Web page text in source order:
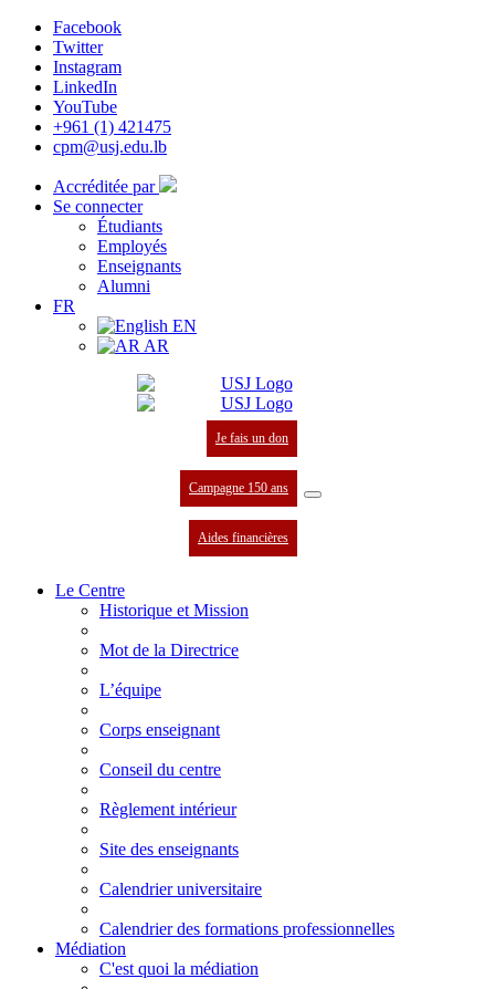
Facebook
Twitter
Instagram
LinkedIn
YouTube
+961 (1) 421475
cpm@usj.edu.lb
Accréditée par
Se connecter
Étudiants
Employés
Enseignants
Alumni
FR
EN
AR
Je fais un don
Campagne 150 ans
Aides financières
Le Centre
Historique et Mission
Mot de la Directrice
L’équipe
Corps enseignant
Conseil du centre
Règlement intérieur
Site des enseignants
Calendrier universitaire
Calendrier des formations professionnelles
Médiation
C'est quoi la médiation